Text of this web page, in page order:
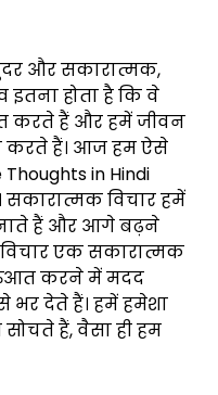
और सकारात्मक,
इतना होता है कि वे
करते हैं और हमें जीवन
करते हैं। आज हम ऐसे
in Hindi
सकारात्मक विचार हमें
हैं और आगे बढ़ने
विचार एक सकारात्मक
करने में मदद
भर देते हैं। हमें हमेशा
हैं, वैसा ही हम